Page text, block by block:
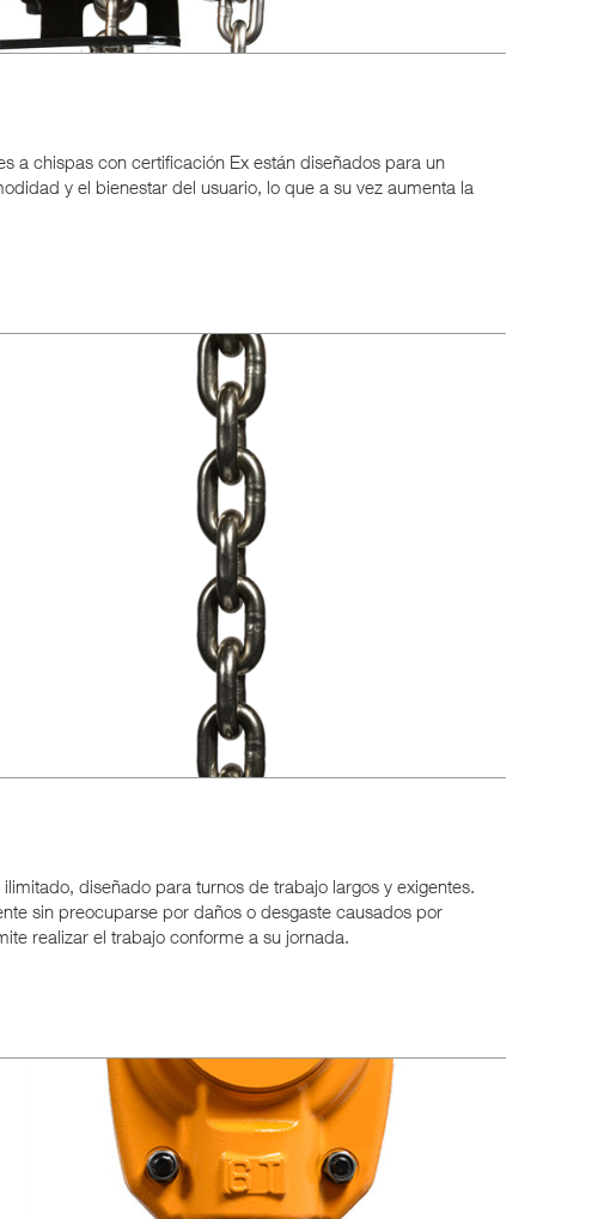
a chispas con certificación Ex están diseñados para un
y el bienestar del usuario, lo que a su vez aumenta la
diseñado para turnos de trabajo largos y exigentes.
sin preocuparse por daños o desgaste causados por
realizar el trabajo conforme a su jornada.